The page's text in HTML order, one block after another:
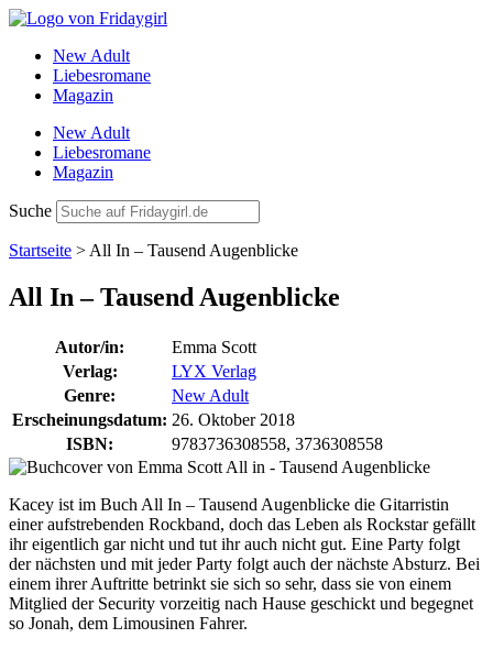
Zum
wechselnNew Adult
Liebesromane
Magazin
New Adult
Liebesromane
Magazin
Suche
Startseite > All In – Tausend Augenblicke
All In – Tausend Augenblicke
Autor/in:
Emma Scott
Verlag:
LYX Verlag
Genre:
New Adult
Erscheinungsdatum: 26. Oktober 2018
ISBN:
9783736308558, 3736308558
Kacey ist im Buch All In – Tausend Augenblicke die Gitarristin
einer aufstrebenden Rockband, doch das Leben als Rockstar gefällt
ihr eigentlich gar nicht und tut ihr auch nicht gut. Eine Party folgt
der nächsten und mit jeder Party folgt auch der nächste Absturz. Bei
einem ihrer Auftritte betrinkt sie sich so sehr, dass sie von einem
Mitglied der Security vorzeitig nach Hause geschickt und begegnet
so Jonah, dem Limousinen Fahrer.